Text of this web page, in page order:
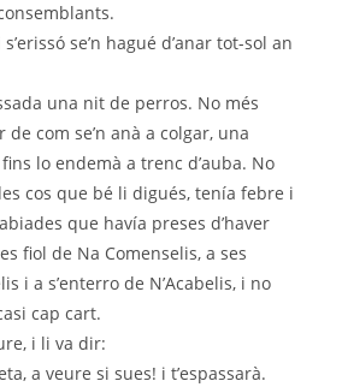
se’n hagué d’anar tot-sol an
una nit de perros. No més
com se’n anà a colgar, una
lo endemà a trenc d’auba. No
cos que bé li digués, tenía febre i
que havía preses d’haver
fiol de Na Comenselis, a ses
i a s’enterro de N’Acabelis, i no
cap cart.
i li va dir:
a veure si sues! i t’espassarà.